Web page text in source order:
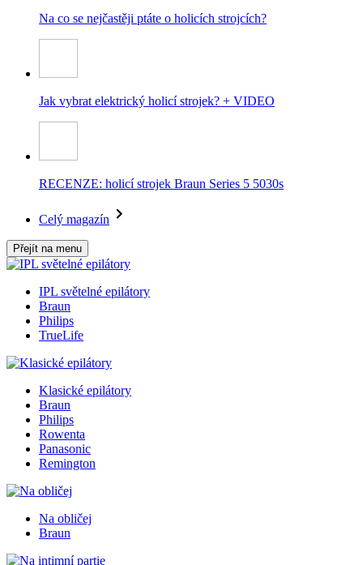
Na co se nejčastěji ptáte o holicích strojcích?
Jak vybrat elektrický holicí strojek? + VIDEO
RECENZE: holicí strojek Braun Series 5 5030s
Celý magazín
Přejít na menu
IPL světelné epilátory
Braun
Philips
TrueLife
Klasické epilátory
Braun
Philips
Rowenta
Panasonic
Remington
Na obličej
Braun